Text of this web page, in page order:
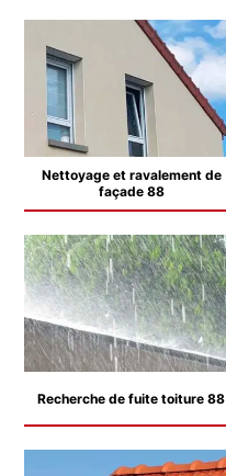
Nettoyage et ravalement de
façade 88
Recherche de fuite toiture 88